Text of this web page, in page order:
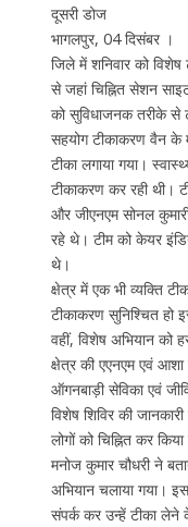
दूसरी डोज
भागलपुर, 04 दिसंबर ।
जिले में शनिवार को
से जहां चिह्नित सेशन
को सुविधाजनक तरीके से
सहयोग टीकाकरण वैन के
टीका लगाया गया।
टीकाकरण कर रही थी।
और जीएनएम सोनल
रहे थे। टीम को केयर
थे।
क्षेत्र में एक भी व्यक्ति
टीकाकरण सुनिश्चित हो
वहीं, विशेष अभियान को
क्षेत्र की एएनएम एवं
ऑगनबाड़ी सेविका एवं
विशेष शिविर की
लोगों को चिह्नित कर
मनोज कुमार चौधरी ने
अभियान चलाया गया।
संपर्क कर उन्हें टीका लेने